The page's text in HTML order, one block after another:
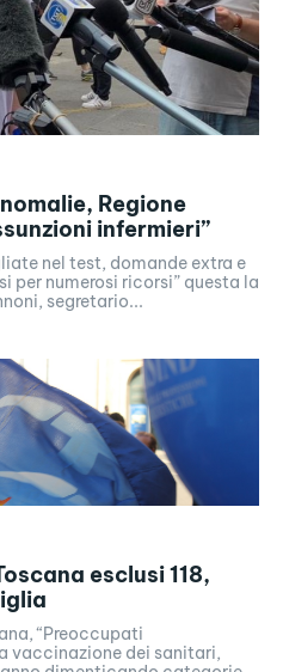
Regione
infermieri”
nel test, domande extra e
per numerosi ricorsi” questa la
segretario...
esclusi 118,
“Preoccupati
vaccinazione dei sanitari,